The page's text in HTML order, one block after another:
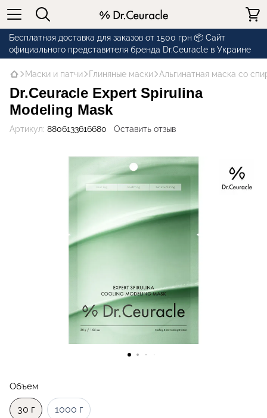
Бесплатная доставка для заказов от 1500 грн 📦 Сайт
официального представителя бренда Dr.Ceuracle в Украине
Маски и патчи Глиняные маски Альгинатная маска со
Dr.Ceuracle Expert Spirulina
Modeling Mask
Артикул: 8806133616680 Оставить отзыв
Объем
30 г 1000 г